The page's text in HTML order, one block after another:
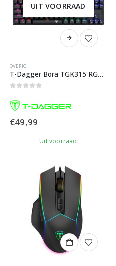
UIT VOORRAAD
OVERIG
T-Dagger Bora TGK315 RGB Mechanisch Gaming Toetsenbord
€49,99
Uit voorraad